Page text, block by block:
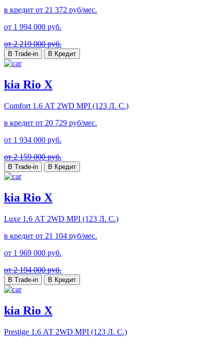
в кредит от 21 372 руб/мес.
от 1 994 000 руб.
от 2 219 000 руб.
В Trade-in В Кредит
kia Rio X
Comfort 1.6 АТ 2WD MPI (123 Л. C.)
в кредит от 20 729 руб/мес.
от 1 934 000 руб.
от 2 159 000 руб.
В Trade-in В Кредит
kia Rio X
Luxe 1.6 АТ 2WD MPI (123 Л. C.)
в кредит от 21 104 руб/мес.
от 1 969 000 руб.
от 2 194 000 руб.
В Trade-in В Кредит
kia Rio X
Prestige 1.6 АТ 2WD MPI (123 Л. C.)